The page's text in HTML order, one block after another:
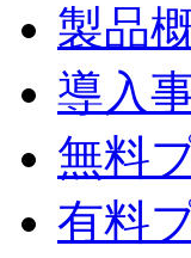
製品
導入
無料
有料